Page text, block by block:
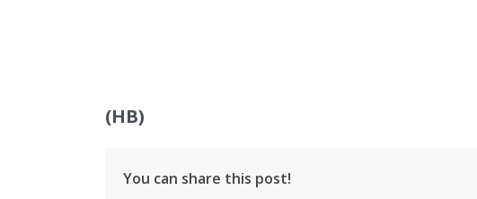
(HB)
You can share this post!